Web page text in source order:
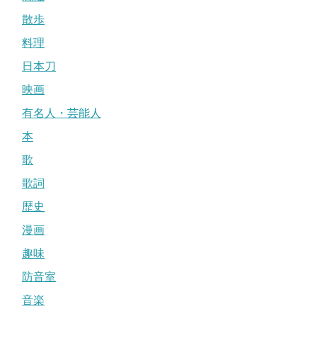
散歩
料理
日本刀
映画
有名人・芸能人
本
歌
歌詞
歴史
漫画
趣味
防音室
音楽